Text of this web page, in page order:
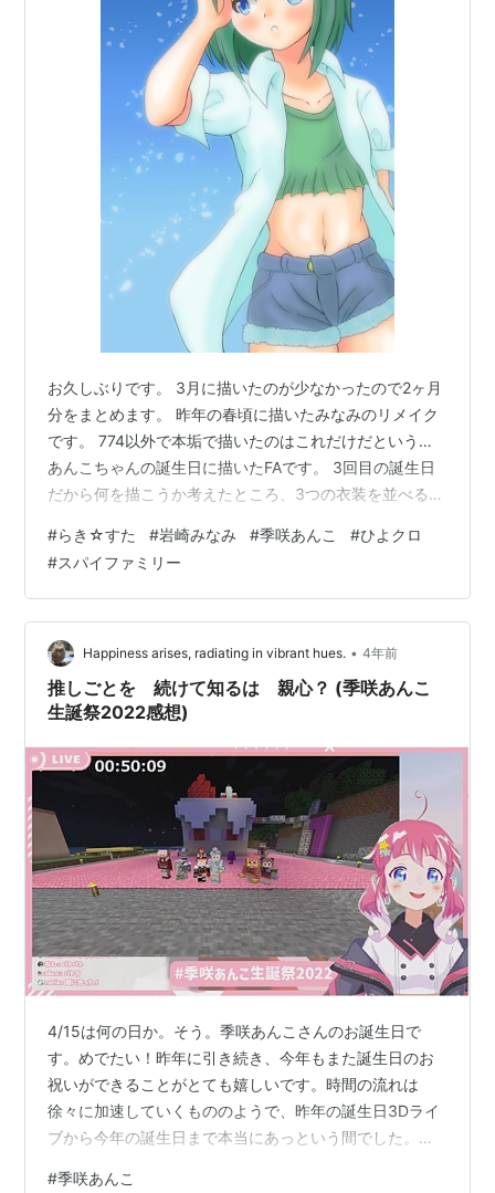
お久しぶりです。 3月に描いたのが少なかったので2ヶ月
分をまとめます。 昨年の春頃に描いたみなみのリメイク
です。 774以外で本垢で描いたのはこれだけだという…
あんこちゃんの誕生日に描いたFAです。 3回目の誕生日
だから何を描こうか考えたところ、3つの衣装を並べるこ
SPY×FAMILYパロのポポちｗ 珍しく原作を揃えてる作品
なので面白いというのはもちろんわかっていましたが、
アニメ面白いですね。話がわかっていつつも、毎週の楽
しみです。
#らき☆すた #岩崎みなみ #季咲あんこ #ひよクロ
#スパイファミリー
Happiness arises, radiating in vibrant hues. • 4年前
推しごとを 続けて知るは 親心？ (季咲あんこ
生誕祭2022感想)
4/15は何の日か。そう。季咲あんこさんのお誕生日で
す。めでたい！昨年に引き続き、今年もまた誕生日のお
祝いができることがとても嬉しいです。時間の流れは
徐々に加速していくもののようで、昨年の誕生日3Dライ
ブから今年の誕生日まで本当にあっという間でした。き
#季咲あんこ